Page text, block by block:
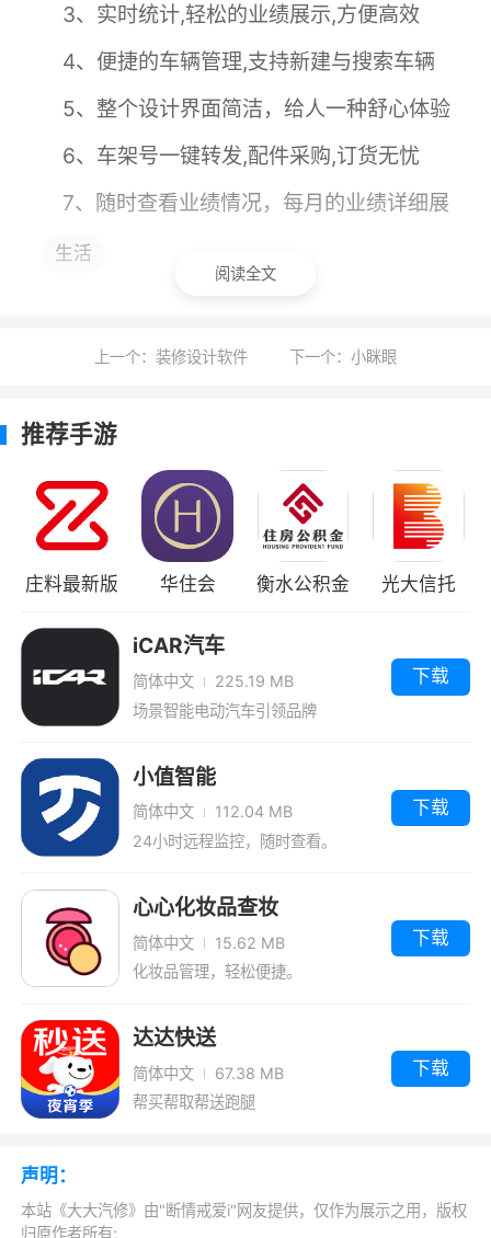
3、实时统计,轻松的业绩展示,方便高效
4、便捷的车辆管理,支持新建与搜索车辆
5、整个设计界面简洁，给人一种舒心体验
6、车架号一键转发,配件采购,订货无忧
7、随时查看业绩情况，每月的业绩详细展
1、大大汽修是一款专为汽车修理人员而打造
更加方便管理，提供人员维修效率.感兴趣的朋友
可以来下载
2、大大汽修APP是一款提供汽修服务的软
件，提供了车辆管理、采购管理、查看账单统
计、创建维修工单等功能，帮助用户更好的提供
汽车服务。软件能够记录下所有的工单信息，用
户可以随时查看全部维修工单内容，了解每笔开
销的出处，提高记账效率
配件有限公司打造而来的汽车维修管理服务平
台，这里为你带来了便捷式的维修管理功能，更
好的提高办事效率
更新日志
下线AI检测
生活
阅读全文
上一个：装修设计软件 下一个：小眯眼
推荐手游
庄料最新版 华住会
衡水公积金
光大信托
iCAR汽车
简体中文
225.19 MB
场景智能电动汽车引领品牌
下载
小值智能
简体中文
112.04 MB
24小时远程监控，随时查看。
下载
心心化妆品查妆
简体中文
15.62 MB
化妆品管理，轻松便捷。
下载
达达快送
简体中文
67.38 MB
帮买帮取帮送跑腿
下载
声明：
本站《大大汽修》由"断情戒爱i"网友提供，仅作为展示之用，版权
归原作者所有;